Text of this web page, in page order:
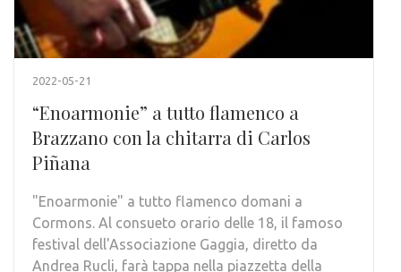
2022-05-21
“Enoarmonie” a tutto flamenco a
Brazzano con la chitarra di Carlos
Piñana
"Enoarmonie" a tutto flamenco domani a
Cormons. Al consueto orario delle 18, il famoso
festival dell'Associazione Gaggia, diretto da
Andrea Rucli, farà tappa nella piazzetta della